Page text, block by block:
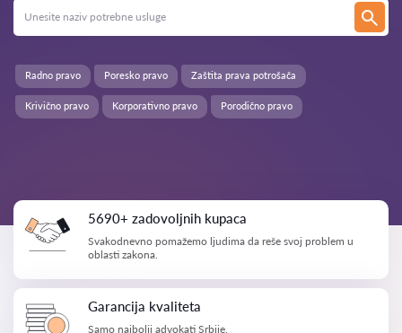
Porodično pravo
Radno pravo Poresko pravo Zaštita prava potrošača
Krivično pravo Korporativno pravo
5690+ zadovoljnih kupaca
Svakodnevno pomažemo ljudima da reše svoj problem u
oblasti zakona.
Garancija kvaliteta
Samo najbolji advokati Srbije.